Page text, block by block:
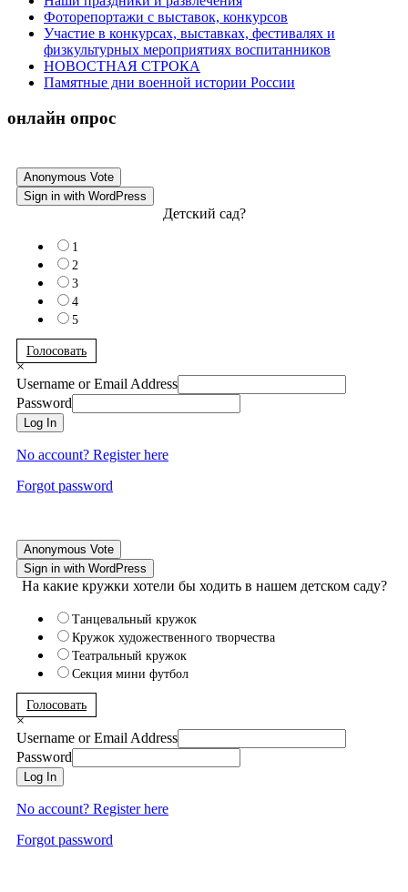
Фоторепортажи с выставок, конкурсов
Участие в конкурсах, выставках, фестивалях и
физкультурных мероприятиях воспитанников
НОВОСТНАЯ СТРОКА
Памятные дни военной истории России
онлайн опрос
Anonymous Vote
Sign in with WordPress
Детский сад?
1
2
3
4
5
Голосовать
×
Username or Email Address
Password
Log In
No account? Register here
Forgot password
Anonymous Vote
Sign in with WordPress
На какие кружки хотели бы ходить в нашем детском саду?
Танцевальный кружок
Кружок художественного творчества
Театральный кружок
Секция мини футбол
Голосовать
×
Username or Email Address
Password
Log In
No account? Register here
Forgot password